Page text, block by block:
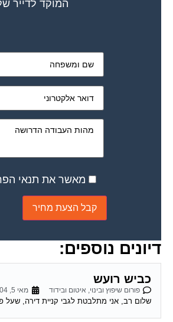
המוקד לדייר
מאשר את תנאי
דיונים נוספים:
כביש רועש
פורום שיפוץ ובינוי, איטום ובידוד מאי 5, 2004
שלום רב, אני מתלבטת לגבי קניית דירה, שעל